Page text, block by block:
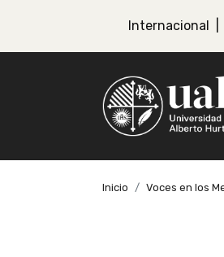
Internacional
Inicio Voces en los